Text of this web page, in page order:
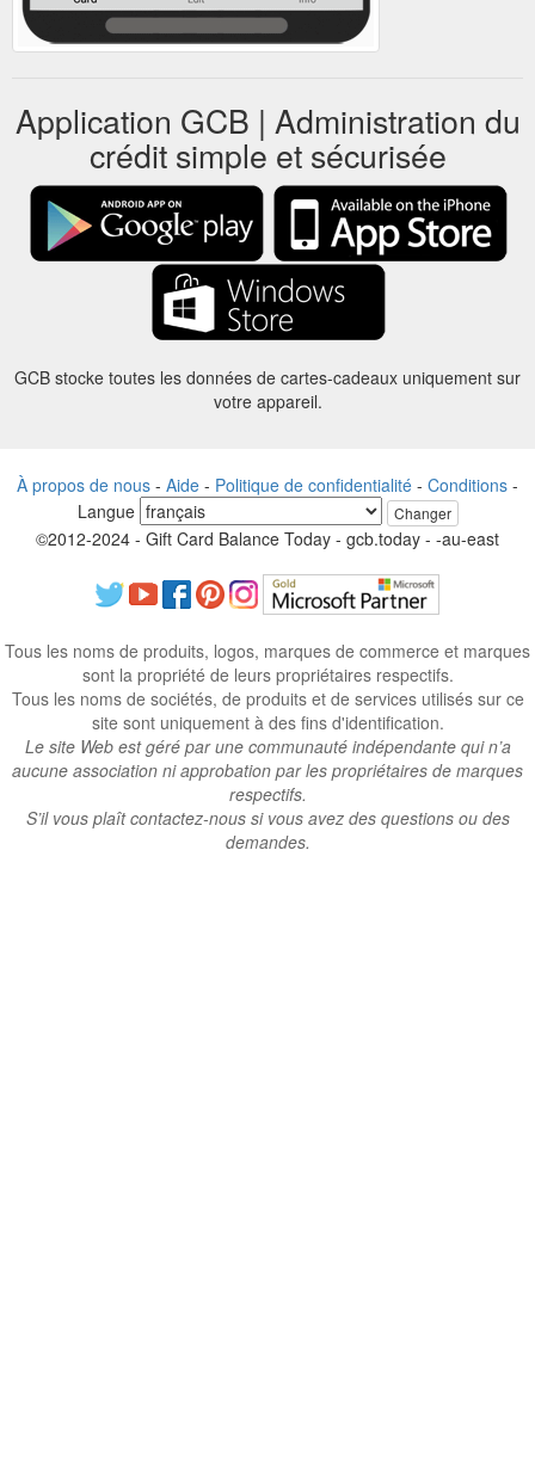
Application GCB | Administration du
crédit simple et sécurisée
GCB stocke toutes les données de cartes-cadeaux uniquement sur
votre appareil.
À propos de nous - Aide - Politique de confidentialité - Conditions -
Langue
Changer
©2012-2024 - Gift Card Balance Today - gcb.today - -au-east
Tous les noms de produits, logos, marques de commerce et marques
sont la propriété de leurs propriétaires respectifs.
Tous les noms de sociétés, de produits et de services utilisés sur ce
site sont uniquement à des fins d'identification.
Le site Web est géré par une communauté indépendante qui n’a
aucune association ni approbation par les propriétaires de marques
respectifs.
S’il vous plaît contactez-nous si vous avez des questions ou des
demandes.